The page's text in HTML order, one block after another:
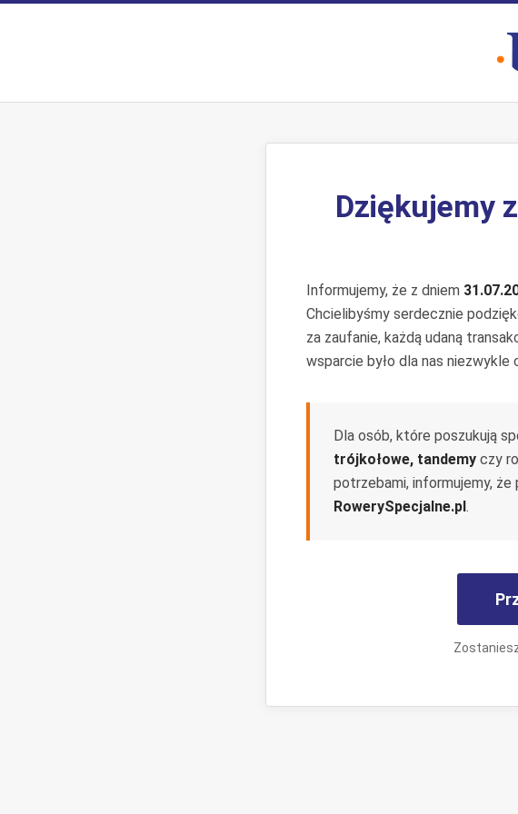
Dziękujemy
Informujemy, że z dniem
Chcielibyśmy serdecznie
za zaufanie, każdą udaną
wsparcie było dla nas niezwykle
Dla osób, które poszukują
trójkołowe, tandemy czy
potrzebami, informujemy,
RowerySpecjalne.pl.